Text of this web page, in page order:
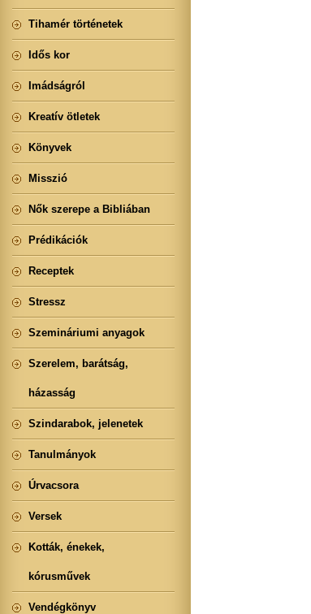
Tihamér történetek
Idős kor
Imádságról
Kreatív ötletek
Könyvek
Misszió
Nők szerepe a Bibliában
Prédikációk
Receptek
Stressz
Szemináriumi anyagok
Szerelem, barátság,
házasság
Szindarabok, jelenetek
Tanulmányok
Úrvacsora
Versek
Kották, énekek,
kórusművek
Vendégkönyv